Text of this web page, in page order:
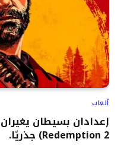
ألعاب
Redemption 2) جذريًا.